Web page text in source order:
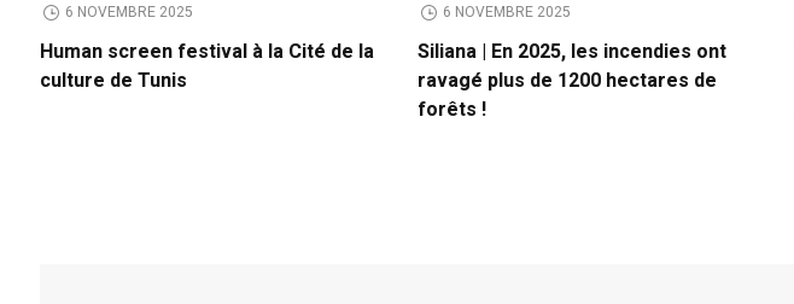
6 NOVEMBRE 2025
Human screen festival à la Cité de la
culture de Tunis
6 NOVEMBRE 2025
Siliana | En 2025, les incendies ont
ravagé plus de 1200 hectares de
forêts !